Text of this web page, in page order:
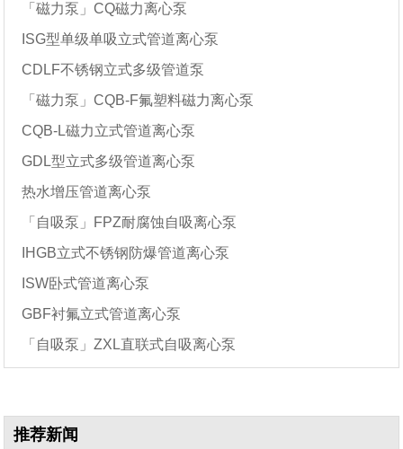
「磁力泵」CQ磁力离心泵
ISG型单级单吸立式管道离心泵
CDLF不锈钢立式多级管道泵
「磁力泵」CQB-F氟塑料磁力离心泵
CQB-L磁力立式管道离心泵
GDL型立式多级管道离心泵
热水增压管道离心泵
「自吸泵」FPZ耐腐蚀自吸离心泵
IHGB立式不锈钢防爆管道离心泵
ISW卧式管道离心泵
GBF衬氟立式管道离心泵
「自吸泵」ZXL直联式自吸离心泵
推荐新闻